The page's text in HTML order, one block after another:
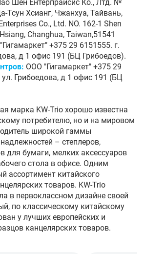
Шен Ентерпрайсис Ко., Лтд. №
Тсун Хсианг, Чжанхуа, Тайвань,
Co., Ltd. NO. 162-1 Shen
Changhua, Taiwan,51541
+375 29 6151555. г.
д 1 офис 191 (БЦ Грибоедов).
ООО "Гигамаркет" +375 29
Грибоедова, д 1 офис 191 (БЦ
марка KW-Trio хорошо известна
потребителю, но и на мировом
широкой гаммы
– степлеров,
для бумаги, мелких аксессуаров
стола в офисе. Одним
ассортимент китайского
товаров. KW-Trio
в первоклассном дизайне своей
по классическому китайскому
у лучших европейских и
канцелярских товаров.